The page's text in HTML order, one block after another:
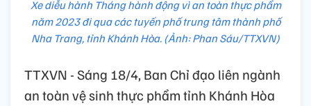
Xe diễu hành Tháng hành động vì an toàn thực phẩm
năm 2023 đi qua các tuyến phố trung tâm thành phố
Nha Trang, tỉnh Khánh Hòa. (Ảnh: Phan Sáu/TTXVN)
TTXVN - Sáng 18/4, Ban Chỉ đạo liên ngành
an toàn vệ sinh thực phẩm tỉnh Khánh Hòa